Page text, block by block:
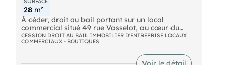
28 m²
À céder, droit au bail portant sur un local
commercial situé 49 rue Vasselot, au cœur du
centre ville de Rennes. Cette rue commerçante
relie les Halles Centrales au quartier Saint Hélier.
Elle accueille des commerces indépendants,
restaurants, services et activités artisanales. Le
CESSION DROIT AU BAIL IMMOBILIER D'ENTREPRISE LOCAUX
COMMERCIAUX - BOUTIQUES